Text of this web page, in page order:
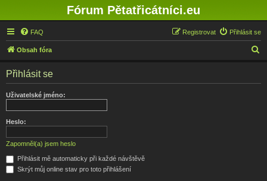
Fórum Pětatřicátníci.eu
FAQ Přihlásit se
Registrovat
Obsah fóra
Přihlásit se
Uživatelské jméno:
Heslo:
Zapomněl(a) jsem heslo
Přihlásit mě automaticky při každé návštěvě
Skrýt můj online stav pro toto přihlášení